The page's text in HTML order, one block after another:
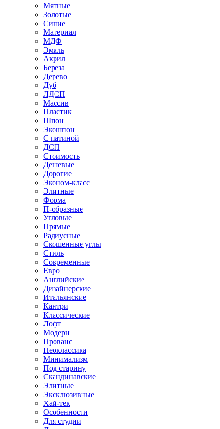
Мятные
Золотые
Синие
Материал
МДФ
Эмаль
Акрил
Береза
Дерево
Дуб
ЛДСП
Массив
Пластик
Шпон
Экошпон
С патиной
ДСП
Стоимость
Дешевые
Дорогие
Эконом-класс
Элитные
Форма
П-образные
Угловые
Прямые
Радиусные
Скошенные углы
Стиль
Современные
Евро
Английские
Дизайнерские
Итальянские
Кантри
Классические
Лофт
Модерн
Прованс
Неоклассика
Минимализм
Под старину
Скандинавские
Элитные
Эксклюзивные
Хай-тек
Особенности
Для студии